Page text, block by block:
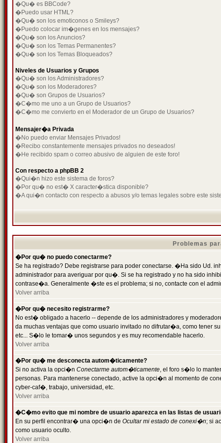
�Qu� es BBCode?
�Puedo usar HTML?
�Qu� son los emoticonos o Smileys?
�Puedo colocar im�genes en los mensajes?
�Qu� son los Anuncios?
�Qu� son los Temas Permanentes?
�Qu� son los Temas Bloqueados?
Niveles de Usuarios y Grupos
�Qu� son los Administradores?
�Qu� son los Moderadores?
�Qu� son Grupos de Usuarios?
�C�mo me uno a un Grupo de Usuarios?
�C�mo me convierto en el Moderador de un Grupo de Usuarios?
Mensajer�a Privada
�No puedo enviar Mensajes Privados!
�Recibo constantemente mensajes privados no deseados!
�He recibido spam o correo abusivo de alguien de este foro!
Con respecto a phpBB 2
�Qui�n hizo este sistema de foros?
�Por qu� no est� X caracter�stica disponible?
�A qui�n contacto con respecto a abusos y/o temas legales sobre este
Problemas
�Por qu� no puedo conectarme?
Se ha registrado? Debe registrarse para poder conectarse. �Ha sido Ud.
administrador para averiguar por qu�. Si se ha registrado y no ha sido
contrase�a. Generalmente �ste es el problema; si no, contacte con el
Volver arriba
�Por qu� necesito registrarme?
No est� obligado a hacerlo -- depende de los administradores y
da muchas ventajas que como usuario invitado no difrutar�a, como tener
etc... S�lo le tomar� unos segundos y es muy recomendable hacerlo.
Volver arriba
�Por qu� me desconecta autom�ticamente?
Si no activa la opci�n Conectarme autom�ticamente, el foro s�lo lo
personas. Para mantenerse conectado, active la opci�n al momento de
cyber-caf�, trabajo, universidad, etc.
Volver arriba
�C�mo evito que mi nombre de usuario aparezca en las listas de
En su perfil encontrar� una opci�n de Ocultar mi estado de conexi�n; si
como usuario oculto.
Volver arriba